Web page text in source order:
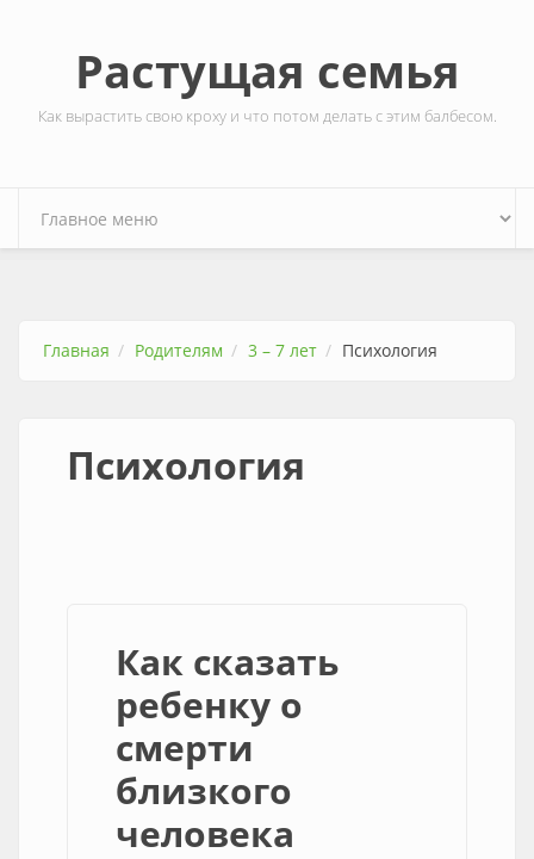
Растущая семья
Как вырастить свою кроху и что потом делать с этим балбесом.
Главная Родителям 3 – 7 лет Психология
Психология
Как сказать
ребенку о
смерти
близкого
человека